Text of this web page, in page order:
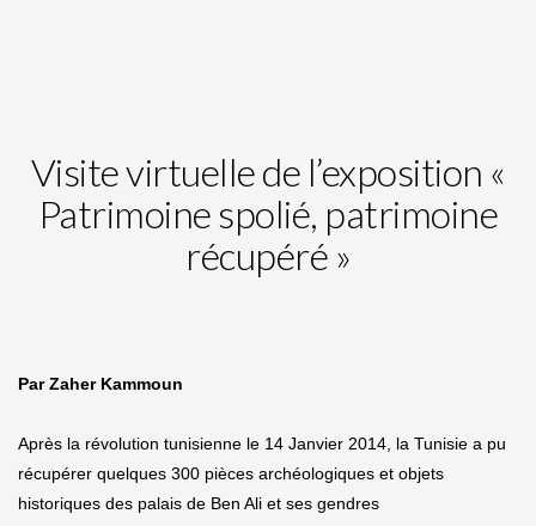
Visite virtuelle de l’exposition «
Patrimoine spolié, patrimoine
récupéré »
Par Zaher Kammoun
Après la révolution tunisienne le 14 Janvier 2014, la Tunisie a pu
récupérer quelques 300 pièces archéologiques et objets
historiques des palais de Ben Ali et ses gendres